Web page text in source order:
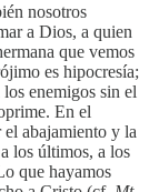
nosotros
a Dios, a quien
que vemos
es hipocresía;
enemigos sin el
En el
el abajamiento y la
los últimos, a los
que hayamos